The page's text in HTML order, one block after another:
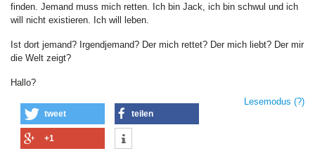
finden. Jemand muss mich retten. Ich bin Jack, ich bin schwul und ich
will nicht existieren. Ich will leben.
Ist dort jemand? Irgendjemand? Der mich rettet? Der mich liebt? Der mir
die Welt zeigt?
Hallo?
Lesemodus (?)
tweet teilen
+1